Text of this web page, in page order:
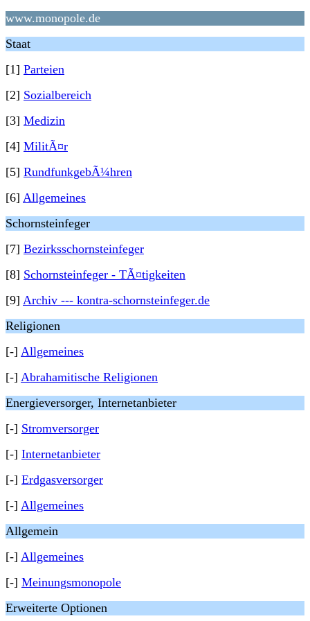
www.monopole.de
Staat
[1] Parteien
[2] Sozialbereich
[3] Medizin
[4] MilitÃ¤r
[5] RundfunkgebÃ¼hren
[6] Allgemeines
Schornsteinfeger
[7] Bezirksschornsteinfeger
[8] Schornsteinfeger - TÃ¤tigkeiten
[9] Archiv --- kontra-schornsteinfeger.de
Religionen
[-] Allgemeines
[-] Abrahamitische Religionen
Energieversorger, Internetanbieter
[-] Stromversorger
[-] Internetanbieter
[-] Erdgasversorger
[-] Allgemeines
Allgemein
[-] Allgemeines
[-] Meinungsmonopole
Erweiterte Optionen